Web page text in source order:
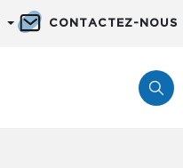
CONTACTEZ-NOUS